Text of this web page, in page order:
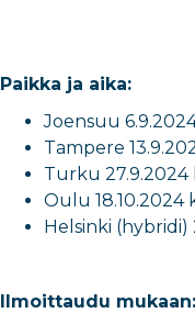
Paikka ja aika:
Joensuu
Tampere
Turku 27.9.2024
Oulu 18.10.2024
Helsinki (hybridi)
Ilmoittaudu mukaan: